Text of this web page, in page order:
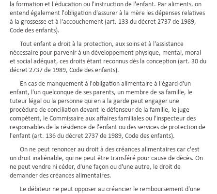
la formation et l'éducation ou l'instruction de l'enfant. Par aliments, on
entend également l'obligation d'assurer à la mère les dépenses relatives
à la grossesse et à l'accouchement (art. 133 du décret 2737 de 1989,
Code des enfants).
Tout enfant a droit à la protection, aux soins et à l'assistance
nécessaire pour parvenir à un développement physique, mental, moral
et social adéquat, ces droits étant reconnus dès la conception (art. 30 du
décret 2737 de 1989, Code des enfants).
En cas de manquement à l'obligation alimentaire à l'égard d'un
enfant, l'un quelconque de ses parents, un membre de sa famille, le
tuteur légal ou la personne qui en a la garde peut engager une
procédure de conciliation devant le défenseur de la famille, le juge
compétent, le Commissaire aux affaires familiales ou l'inspecteur des
responsables de la résidence de l'enfant ou des services de protection de
l'enfant (art. 136 du décret 2737 de 1989, Code des enfants).
On ne peut renoncer au droit à des créances alimentaires car c'est
un droit inaliénable, qui ne peut être transféré pour cause de décès. On
ne peut vendre ni céder, d'une façon ou d'une autre, le droit de
demander des créances alimentaires.
Le débiteur ne peut opposer au créancier le remboursement d'une